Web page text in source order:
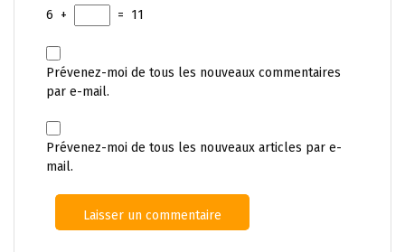
6 + = 11
Prévenez-moi de tous les nouveaux commentaires
par e-mail.
Prévenez-moi de tous les nouveaux articles par e-
mail.